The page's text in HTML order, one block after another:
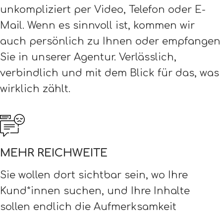
unkompliziert per Video, Telefon oder E-
Mail. Wenn es sinnvoll ist, kommen wir
auch persönlich zu Ihnen oder empfangen
Sie in unserer Agentur. Verlässlich,
verbindlich und mit dem Blick für das, was
wirklich zählt.
MEHR REICHWEITE
Sie wollen dort sichtbar sein, wo Ihre
Kund*innen suchen, und Ihre Inhalte
sollen endlich die Aufmerksamkeit